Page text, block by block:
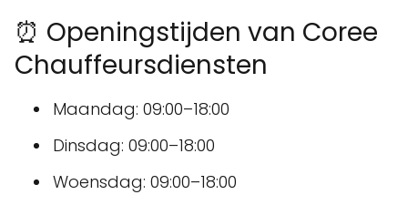
⏰ Openingstijden van Coree
Chauffeursdiensten
Maandag: 09:00–18:00
Dinsdag: 09:00–18:00
Woensdag: 09:00–18:00